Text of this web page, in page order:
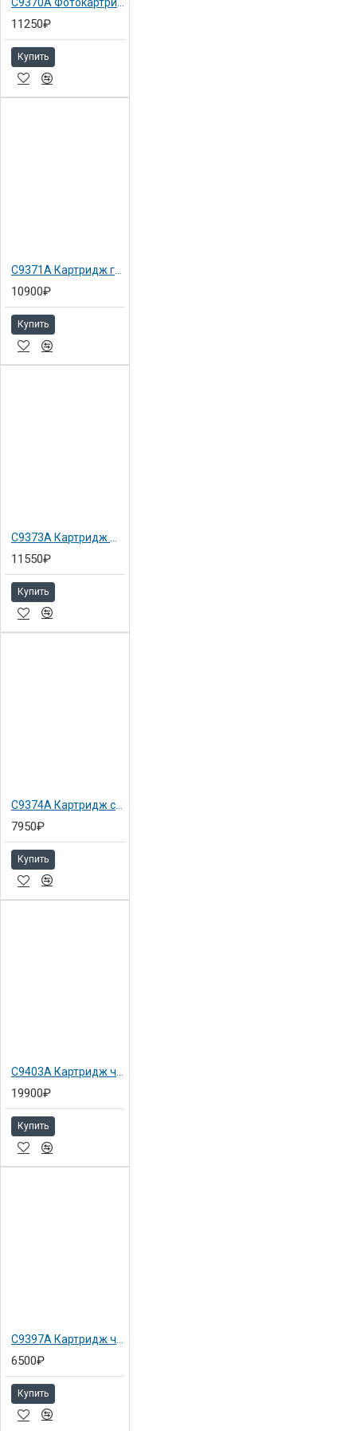
C9370A Фотокартридж черный №72 Hewlett-Packard для DJ T1100ps 130мл
11250₽
Купить
10900₽
Купить
11550₽
Купить
7950₽
Купить
C9403A Картридж черный матовый №72 для HP DJ T1100 130мл
19900₽
Купить
6500₽
Купить